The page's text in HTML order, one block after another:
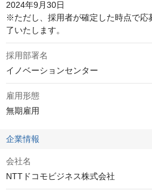
2024年9月30日
※ただし、採用者が確定した時点で応
了いたします。
採用部署名
イノベーションセンター
雇用形態
無期雇用
企業情報
会社名
NTTドコモビジネス株式会社